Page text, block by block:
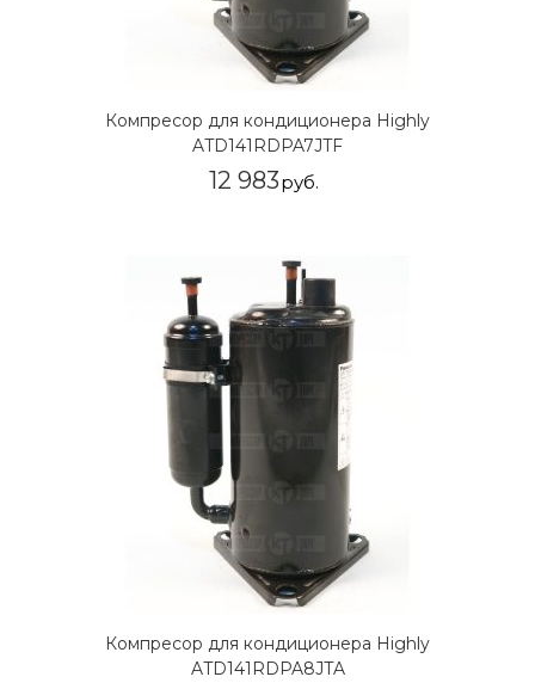
Компресор для кондиционера Highly
ATD141RDPA7JTF
12 983руб.
Компресор для кондиционера Highly
ATD141RDPA8JTA